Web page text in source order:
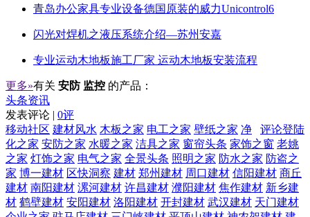
青岛办公家具专业设备德国原装的威力Unicontrol6
闪光对焊机之液压系统介绍—苏州安嘉
专业运动木地板施工厂家 运动木地板安装流程
更多»有关 安防 监控 的产品：
头条资讯
发表评论 | 0评
评论登陆
移动社区 建材风水 木板之家 电工之家 壁纸之家 净
化之家 安防之家 水暖之家 洁具之家 窗帘头条 家饰之窗 老姚
之家 灯饰之家 电气之家 全景头条 照明之家 防水之家 防盗之
家 博一建材 区快洞察 建材 郑州建材 周口建材 信阳建材 商丘
建材 南阳建材 漯河建材 许昌建材 濮阳建材 焦作建材 新乡建
材 鹤壁建材 安阳建材 洛阳建材 开封建材 武汉建材 天门建材